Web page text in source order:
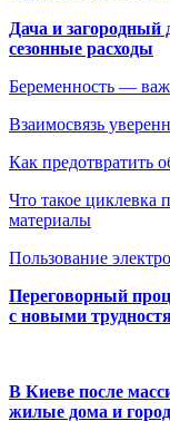
Дача и загородный
сезонные расходы
Беременность —
Взаимосвязь
Как предотвратить
Что такое циклевка
материалы
Пользование
Переговорный
с новыми
В Киеве после
жилые дома и